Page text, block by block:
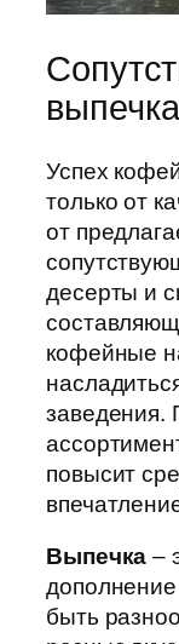
Успех
только от
от
десерты и
кофейные
заведения.
повысит
Выпечка –
быть